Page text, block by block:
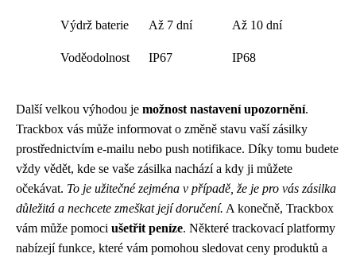
Výdrž baterie Až 7 dní Až 10 dní
Voděodolnost IP67 IP68
Další velkou výhodou je možnost nastavení upozornění.
Trackbox vás může informovat o změně stavu vaší zásilky
prostřednictvím e-mailu nebo push notifikace. Díky tomu budete
vždy vědět, kde se vaše zásilka nachází a kdy ji můžete
očekávat. To je užitečné zejména v případě, že je pro vás zásilka
důležitá a nechcete zmeškat její doručení. A konečně, Trackbox
vám může pomoci ušetřit peníze. Některé trackovací platformy
nabízejí funkce, které vám pomohou sledovat ceny produktů a